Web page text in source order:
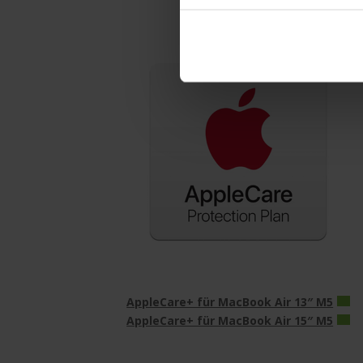
AppleCare+ für MacBook Air 13″ M5
AppleCare+ für MacBook Air 15″ M5